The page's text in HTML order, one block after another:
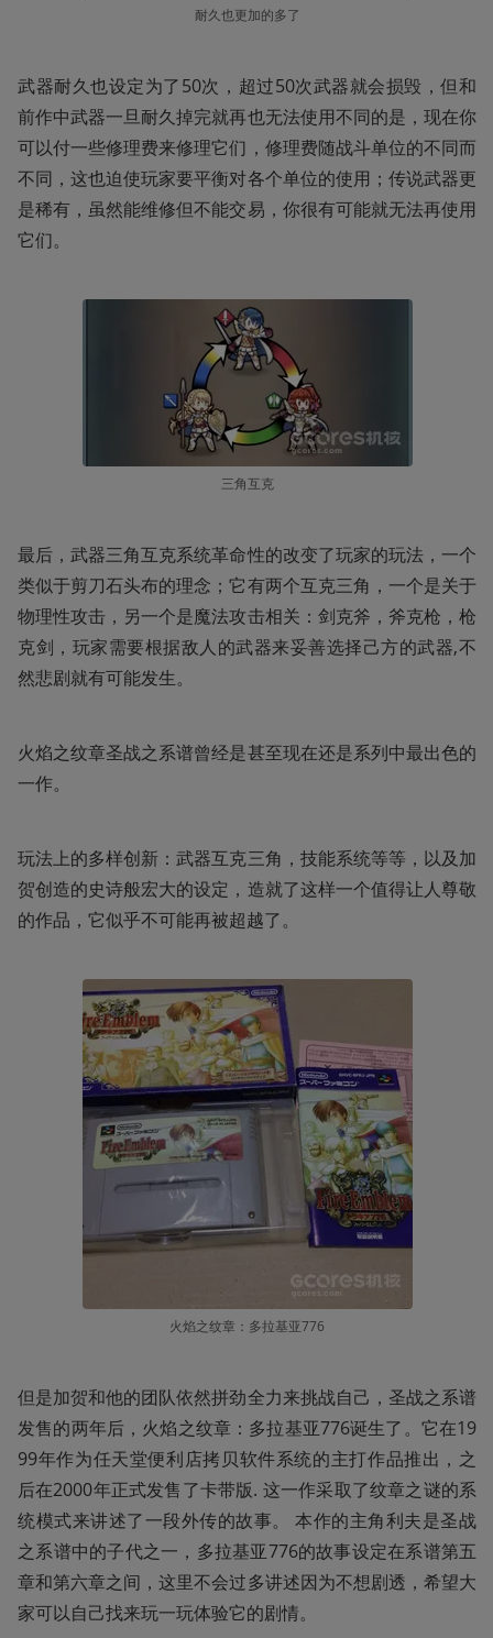
耐久也更加的多了
武器耐久也设定为了50次，超过50次武器就会损毁，但和
前作中武器一旦耐久掉完就再也无法使用不同的是，现在你
可以付一些修理费来修理它们，修理费随战斗单位的不同而
不同，这也迫使玩家要平衡对各个单位的使用；传说武器更
是稀有，虽然能维修但不能交易，你很有可能就无法再使用
它们。
三角互克
最后，武器三角互克系统革命性的改变了玩家的玩法，一个
类似于剪刀石头布的理念；它有两个互克三角，一个是关于
物理性攻击，另一个是魔法攻击相关：剑克斧，斧克枪，枪
克剑，玩家需要根据敌人的武器来妥善选择己方的武器,不
然悲剧就有可能发生。
火焰之纹章圣战之系谱曾经是甚至现在还是系列中最出色的
一作。
玩法上的多样创新：武器互克三角，技能系统等等，以及加
贺创造的史诗般宏大的设定，造就了这样一个值得让人尊敬
的作品，它似乎不可能再被超越了。
火焰之纹章：多拉基亚776
但是加贺和他的团队依然拼劲全力来挑战自己，圣战之系谱
发售的两年后，火焰之纹章：多拉基亚776诞生了。它在19
99年作为任天堂便利店拷贝软件系统的主打作品推出，之
后在2000年正式发售了卡带版. 这一作采取了纹章之谜的系
统模式来讲述了一段外传的故事。 本作的主角利夫是圣战
之系谱中的子代之一，多拉基亚776的故事设定在系谱第五
章和第六章之间，这里不会过多讲述因为不想剧透，希望大
家可以自己找来玩一玩体验它的剧情。